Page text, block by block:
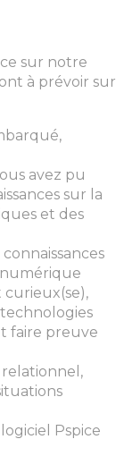
sur notre
à prévoir sur
avez pu
sur la
et des
curieux(se),
faire preuve
Pspice